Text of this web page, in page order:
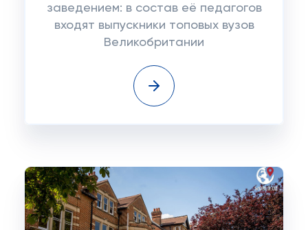
заведением: в состав её педагогов
входят выпускники топовых вузов
Великобритании